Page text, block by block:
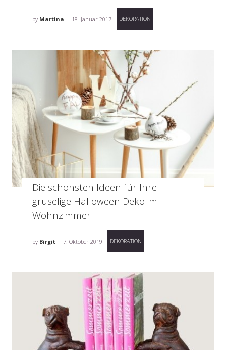
by Martina 18. Januar 2017 DEKORATION
Die schönsten Ideen für Ihre
gruselige Halloween Deko im
Wohnzimmer
by Birgit 7. Oktober 2019 DEKORATION